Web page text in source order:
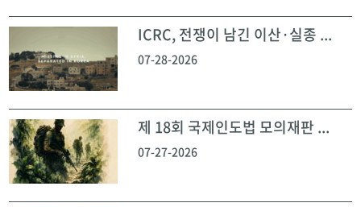
ICRC, 전쟁이 남긴 이산·실종 ...
07-28-2026
제 18회 국제인도법 모의재판 ...
07-27-2026